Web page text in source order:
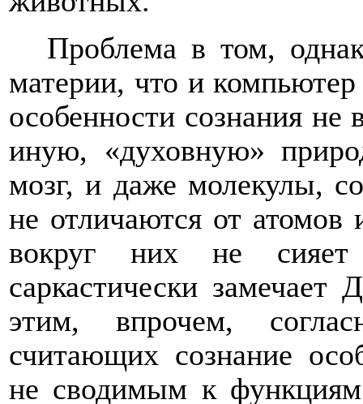
Проблема в том,
материи, что и компьютер
особенности сознания не
иную, «духовную»
мозг, и даже молекулы,
не отличаются от
вокруг них не сияет
саркастически
этим, впрочем,
считающих сознание
не сводимым к